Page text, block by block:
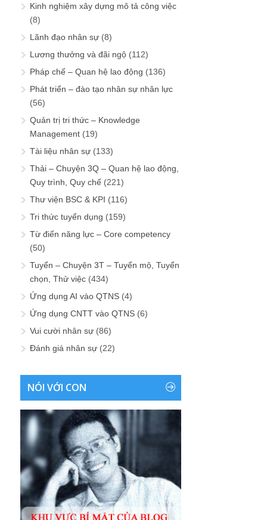
Kinh nghiệm xây dựng mô tả công việc
(8)
Lãnh đạo nhân sự (8)
Lương thưởng và đãi ngộ (112)
Pháp chế – Quan hệ lao động (136)
Phát triển – đào tạo nhân sự nhân lực
(56)
Quản trị tri thức – Knowledge
Management (19)
Tài liệu nhân sự (133)
Thải – Chuyện 3Q – Quan hệ lao động,
Quy trình, Quy chế (221)
Thư viện BSC & KPI (116)
Tri thức tuyển dụng (159)
Từ điển năng lực – Core competency
(50)
Tuyển – Chuyện 3T – Tuyển mộ, Tuyển
chọn, Thử việc (434)
Ứng dụng AI vào QTNS (4)
Ứng dụng CNTT vào QTNS (6)
Vui cười nhân sự (86)
Đánh giá nhân sự (22)
NÓI VỚI CON